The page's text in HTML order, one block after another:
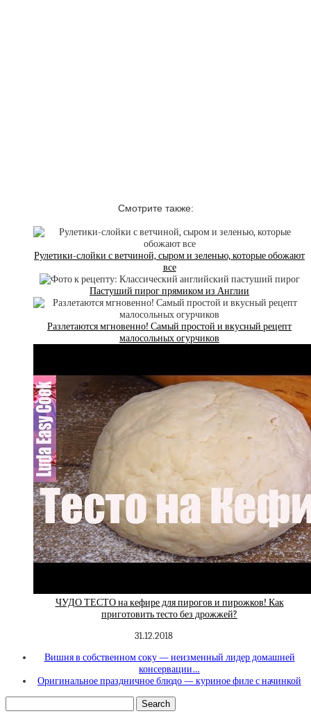
Смотрите также:
Рулетики-слойки с ветчиной, сыром и зеленью, которые обожают
все
Пастуший пирог прямиком из Англии
Разлетаются мгновенно! Самый простой и вкусный рецепт
малосольных огурчиков
ЧУДО ТЕСТО на кефире для пирогов и пирожков! Как
приготовить тесто без дрожжей?
31.12.2018
Вишня в собственном соку — неизменный лидер домашней
консервации…
Оригинальное праздничное блюдо — куриное филе с начинкой